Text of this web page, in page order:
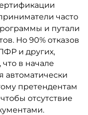
часто
и путали
Но 90% отказов
и других,
что в начале
автоматически
претендентам
отсутствие